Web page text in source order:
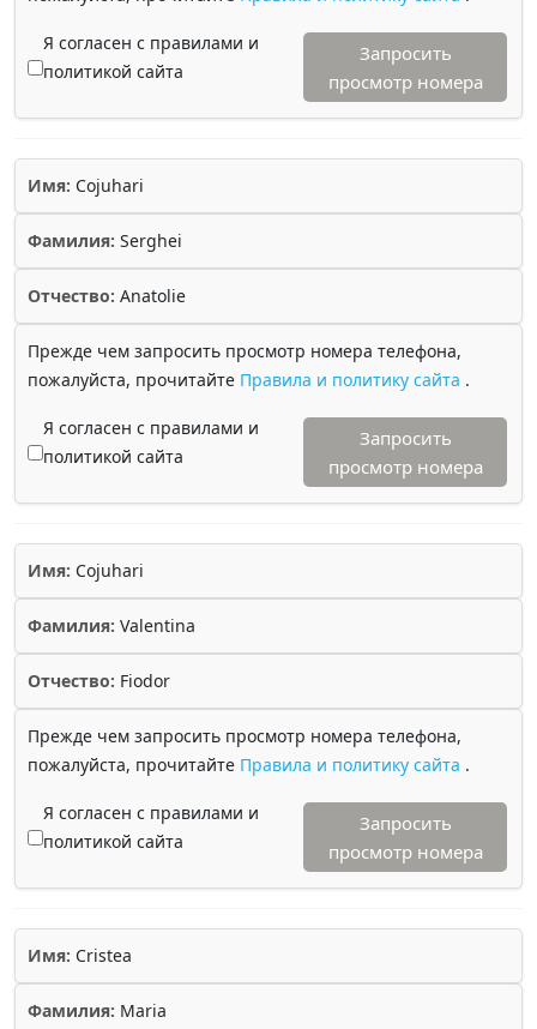
Я согласен с правилами и
политикой сайта
Запросить
просмотр номера
Имя: Cojuhari
Фамилия: Serghei
Отчество: Anatolie
Прежде чем запросить просмотр номера телефона,
пожалуйста, прочитайте Правила и политику сайта .
Я согласен с правилами и
политикой сайта
Запросить
просмотр номера
Имя: Cojuhari
Фамилия: Valentina
Отчество: Fiodor
Прежде чем запросить просмотр номера телефона,
пожалуйста, прочитайте Правила и политику сайта .
Я согласен с правилами и
политикой сайта
Запросить
просмотр номера
Имя: Cristea
Фамилия: Maria